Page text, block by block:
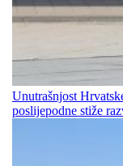
Unutrašnjost
poslijepodne stiže